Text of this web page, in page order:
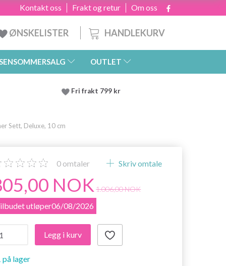
Om oss
Frakt og retur
Kontakt oss
HANDLEKURV
ØNSKELISTER
OUTLET
Fri frakt 799 kr
Sett, Deluxe, 10 cm
0 omtaler Skriv omtale
NOK 1.006,00 NOK
utløper06/08/2026
Legg i kurv
på lager